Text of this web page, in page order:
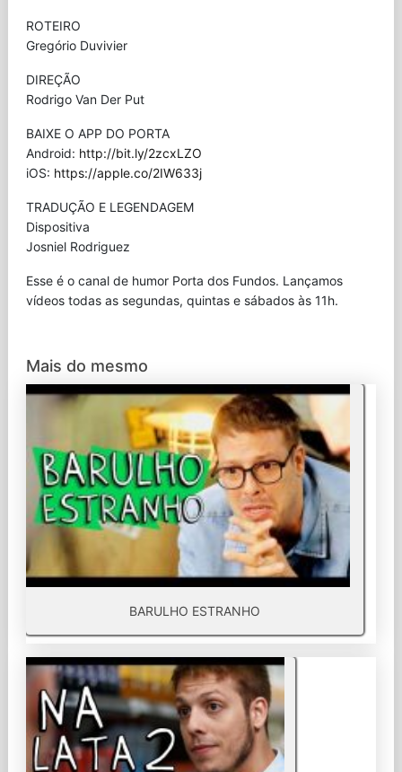
ROTEIRO
Gregório Duvivier
DIREÇÃO
Rodrigo Van Der Put
BAIXE O APP DO PORTA
Android: http://bit.ly/2zcxLZO
iOS: https://apple.co/2IW633j
TRADUÇÃO E LEGENDAGEM
Dispositiva
Josniel Rodriguez
Esse é o canal de humor Porta dos Fundos. Lançamos
vídeos todas as segundas, quintas e sábados às 11h.
Mais do mesmo
BARULHO ESTRANHO